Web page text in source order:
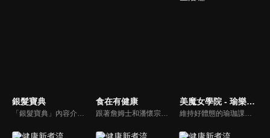
銀髮寶典
「銀髮寶典」內容介紹銀髮族相關的醫療知識，讓爺爺奶奶們能了解銀髮族常見的疾病、或是身體常遇到的問題，並邀請專業的醫師上節目解答，詳細深入且淺顯易懂的方式講述給各位爺爺奶奶們。為銀髮族的身體健康預防把關，讓爺爺奶奶能有一個樂活的退休生活。
食在有健康
跟著詹姆士和潘懷宗博士就能輕鬆學料理！只是品嚐美食之餘，身體健康也要懂得把關，每集都會傳授生活健康資訊，破除一般飲食迷思，讓大家吃得美味、活得健康！
美魔女學院 - 瑜樂生活珈
維持好體態的瑜珈課程，有著豐富的瑜珈姿勢，伸展筋骨舒緩全身疲勞，緊緻肌肉線條，不只能雕塑美美的身材也能夠讓身心靈都暢快健康，跟上我們的腳步一起踏上瑜樂生活珈，輕鬆好上手，快樂享瘦！